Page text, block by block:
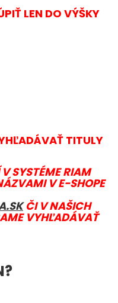
LEN DO VÝŠKY
TITULY
SYSTÉME RIAM
V E-SHOPE
ČI V NAŠICH
VYHĽADÁVAŤ